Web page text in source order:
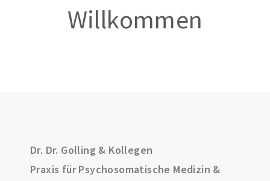
Willkommen
Dr. Dr. Golling & Kollegen
Praxis für Psychosomatische Medizin &